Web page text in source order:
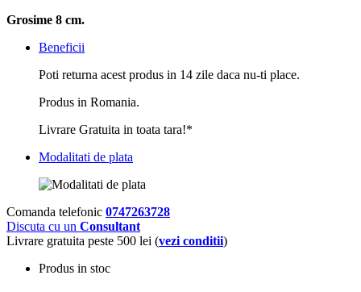
Grosime 8 cm.
Beneficii
Poti returna acest produs in 14 zile daca nu-ti place.
Produs in Romania.
Livrare Gratuita in toata tara!*
Modalitati de plata
Comanda telefonic 0747263728
Discuta cu un Consultant
Livrare gratuita peste 500 lei (vezi conditii)
Produs in stoc